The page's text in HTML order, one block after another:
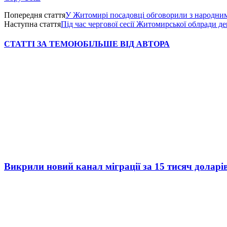
Попередня статтяУ Житомирі посадовці обговорили з
Наступна статтяПід час чергової сесії Житомирської облради
СТАТТІ ЗА ТЕМОЮБІЛЬШЕ ВІД АВТОРА
Викрили новий канал міграції за 15 тисяч